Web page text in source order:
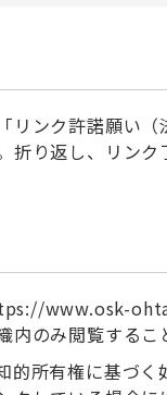
リンク許諾願い
折り返し、リン
www.osk-
のみ閲覧する
的所有権に基づ